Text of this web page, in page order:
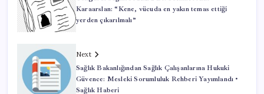
Karaarslan: “Kene, vücuda en yakın temas ettiği
yerden çıkarılmalı”
Next
Sağlık Bakanlığından Sağlık Çalışanlarına Hukuki
Güvence: Mesleki Sorumluluk Rehberi Yayımlandı •
Sağlık Haberi